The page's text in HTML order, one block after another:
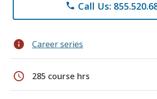
phone Call Us:
info Career series
schedule 285 course hrs